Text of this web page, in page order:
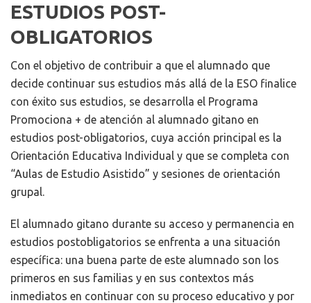
ESTUDIOS POST-
OBLIGATORIOS
Con el objetivo de contribuir a que el alumnado que
decide continuar sus estudios más allá de la ESO finalice
con éxito sus estudios, se desarrolla el Programa
Promociona + de atención al alumnado gitano en
estudios post-obligatorios, cuya acción principal es la
Orientación Educativa Individual y que se completa con
“Aulas de Estudio Asistido” y sesiones de orientación
grupal.
El alumnado gitano durante su acceso y permanencia en
estudios postobligatorios se enfrenta a una situación
específica: una buena parte de este alumnado son los
primeros en sus familias y en sus contextos más
inmediatos en continuar con su proceso educativo y por